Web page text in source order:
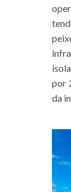
por
da